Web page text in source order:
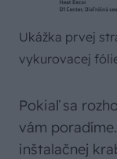
Ukážka prvej
vykurovacej
Pokiaľ sa
vám
inštalačnej